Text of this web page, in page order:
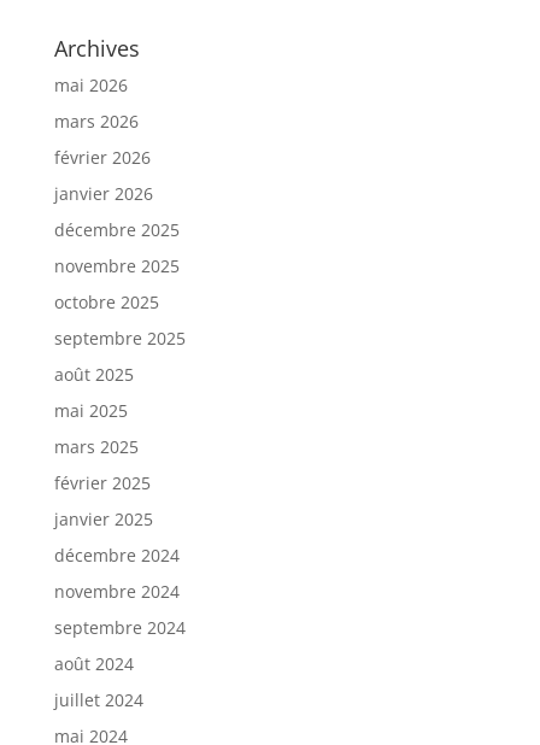
Archives
mai 2026
mars 2026
février 2026
janvier 2026
décembre 2025
novembre 2025
octobre 2025
septembre 2025
août 2025
mai 2025
mars 2025
février 2025
janvier 2025
décembre 2024
novembre 2024
septembre 2024
août 2024
juillet 2024
mai 2024